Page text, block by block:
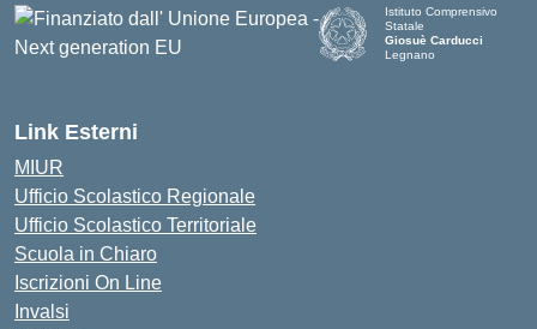
Istituto Comprensivo
Statale
Giosuè Carducci
Legnano
Link Esterni
MIUR
Ufficio Scolastico Regionale
Ufficio Scolastico Territoriale
Scuola in Chiaro
Iscrizioni On Line
Invalsi